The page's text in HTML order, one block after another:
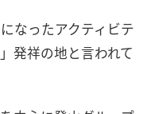
なったアクティビテ
発祥の地と言われて